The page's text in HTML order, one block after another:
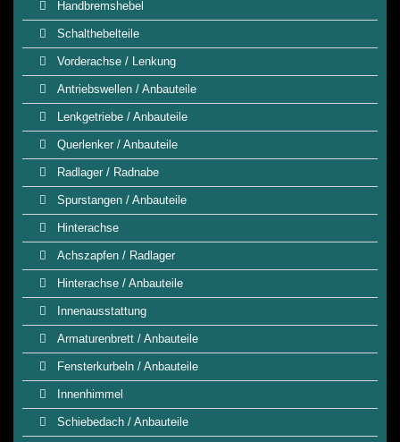
Handbremshebel
Schalthebelteile
Vorderachse / Lenkung
Antriebswellen / Anbauteile
Lenkgetriebe / Anbauteile
Querlenker / Anbauteile
Radlager / Radnabe
Spurstangen / Anbauteile
Hinterachse
Achszapfen / Radlager
Hinterachse / Anbauteile
Innenausstattung
Armaturenbrett / Anbauteile
Fensterkurbeln / Anbauteile
Innenhimmel
Schiebedach / Anbauteile